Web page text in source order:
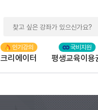
크리에이터 평생교육이용